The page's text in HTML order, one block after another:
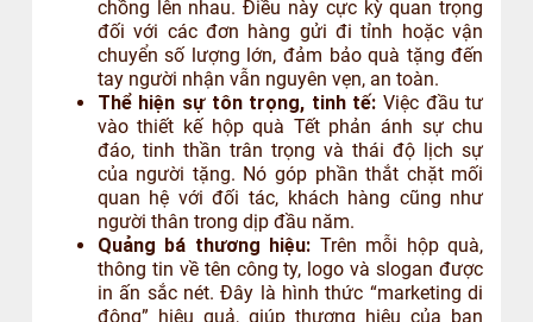
chồng lên nhau. Điều này cực kỳ quan trọng
đối với các đơn hàng gửi đi tỉnh hoặc vận
chuyển số lượng lớn, đảm bảo quà tặng đến
tay người nhận vẫn nguyên vẹn, an toàn.
Thể hiện sự tôn trọng, tinh tế: Việc đầu tư
vào thiết kế hộp quà Tết phản ánh sự chu
đáo, tinh thần trân trọng và thái độ lịch sự
của người tặng. Nó góp phần thắt chặt mối
quan hệ với đối tác, khách hàng cũng như
người thân trong dịp đầu năm.
Quảng bá thương hiệu: Trên mỗi hộp quà,
thông tin về tên công ty, logo và slogan được
in ấn sắc nét. Đây là hình thức “marketing di
động” hiệu quả, giúp thương hiệu của bạn